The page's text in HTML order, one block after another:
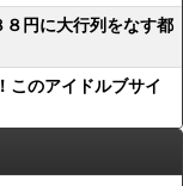
８円に大行列をなす都
このアイドルブサイ